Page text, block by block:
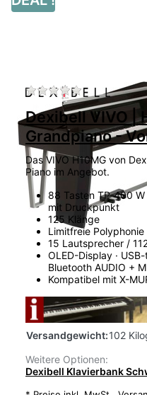
Zu diesem
Dexibell VIVO |
Grandpiano -
Das VIVO H10MG von
Piano im Angebot.
88 Tasten TP-400
mit Druckpunkt
125 Klänge
Limitfreie Polyphonie
15 Lautsprecher /
OLED-Display ·
Bluetooth AUDIO +
Kompatibel mit X-
Versandgewicht:102
Weitere Optionen:
Dexibell Klavierbank